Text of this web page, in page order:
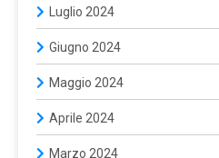
Luglio 2024
Giugno 2024
Maggio 2024
Aprile 2024
Marzo 2024